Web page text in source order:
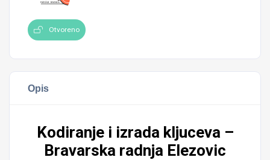
Otvoreno
Opis
Kodiranje i izrada kljuceva –
Bravarska radnja Elezovic